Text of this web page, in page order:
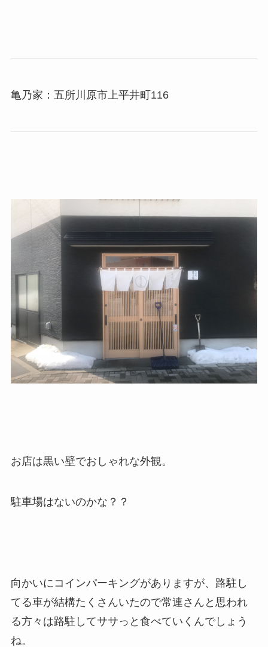
亀乃家：五所川原市上平井町116
お店は黒い壁でおしゃれな外観。
駐車場はないのかな？？
向かいにコインパーキングがありますが、路駐し
てる車が結構たくさんいたので常連さんと思われ
る方々は路駐してササっと食べていくんでしょう
ね。